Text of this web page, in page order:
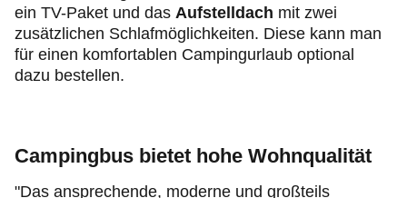
ein TV-Paket und das Aufstelldach mit zwei
zusätzlichen Schlafmöglichkeiten. Diese kann man
für einen komfortablen Campingurlaub optional
dazu bestellen.
Campingbus bietet hohe Wohnqualität
"Das ansprechende, moderne und großteils